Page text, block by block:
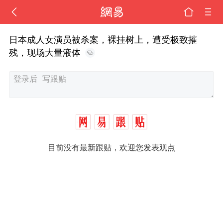
日本成人女演员被杀案，裸挂树上，遭受极致摧
残，现场大量液体
目前没有最新跟贴，欢迎您发表观点